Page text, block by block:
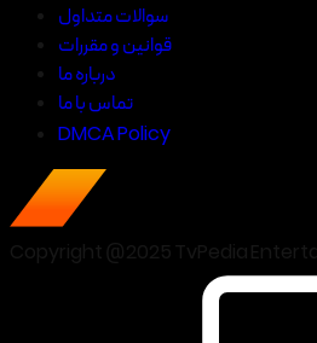
سوالات متداول
قوانین و مقررات
درباره ما
تماس با ما
DMCA Policy